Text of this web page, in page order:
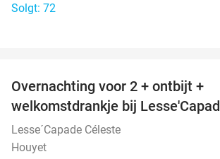
Solgt: 72
Overnachting voor 2 + ontbijt +
welkomstdrankje bij
Lesse´Capade Céleste
Houyet